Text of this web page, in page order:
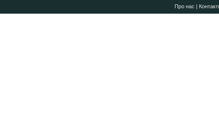
Про нас |